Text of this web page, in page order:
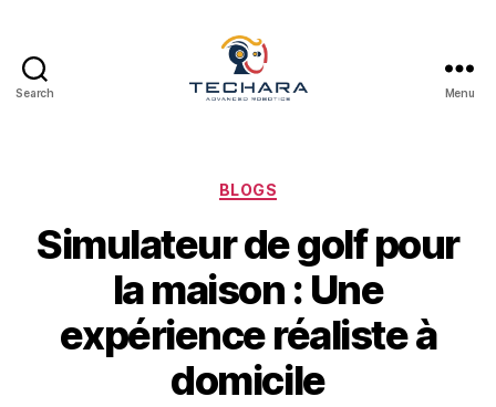
Search Menu
Categories
BLOGS
Simulateur de golf pour
la maison : Une
expérience réaliste à
domicile